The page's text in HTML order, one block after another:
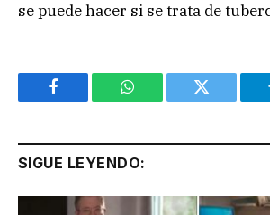
se puede hacer si se trata de
Facebook WhatsApp Twitter
SIGUE LEYENDO: